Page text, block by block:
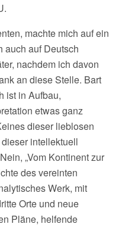
machte mich auf ein
auch auf Deutsch
nachdem ich davon
an diese Stelle. Bart
ist in Aufbau,
etwas ganz
dieser lieblosen
intellektuell
„Vom Kontinent zur
des vereinten
Werk, mit
Orte und neue
Pläne, helfende